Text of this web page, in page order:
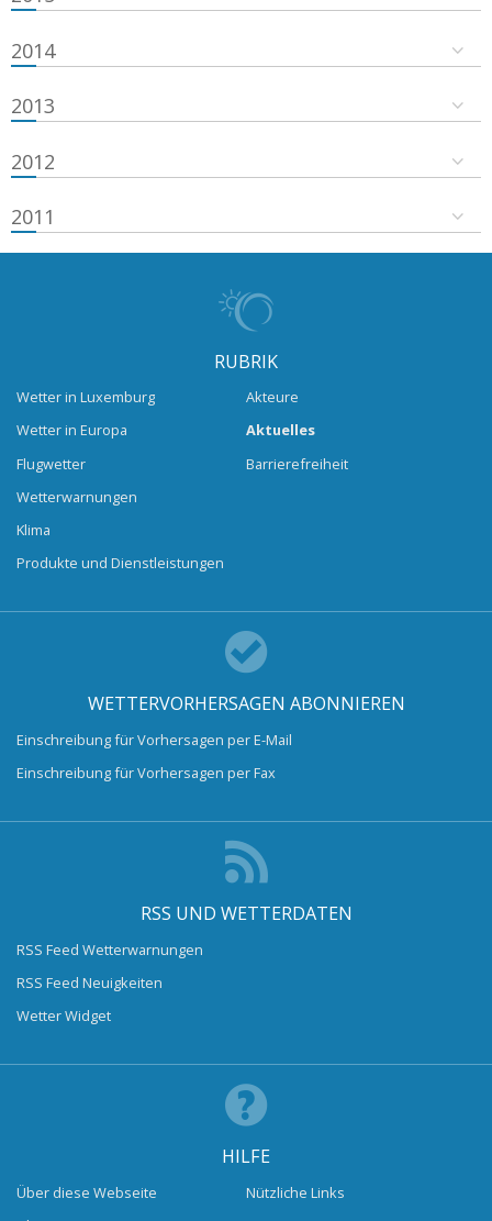
2014
2013
2012
2011
RUBRIK
Wetter in Luxemburg
Wetter in Europa
Flugwetter
Wetterwarnungen
Klima
Produkte und Dienstleistungen
Akteure
Aktuelles
Barrierefreiheit
WETTERVORHERSAGEN ABONNIEREN
Einschreibung für Vorhersagen per E-Mail
Einschreibung für Vorhersagen per Fax
RSS UND WETTERDATEN
RSS Feed Wetterwarnungen
RSS Feed Neuigkeiten
Wetter Widget
HILFE
Über diese Webseite
Nützliche Links